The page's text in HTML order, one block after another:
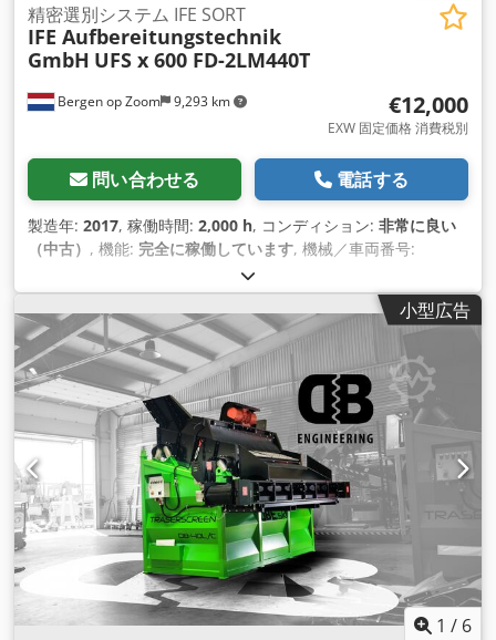
Bergen op Zoom 9,293 km
精密選別システム IFE SORT
IFE Aufbereitungstechnik
GmbH UFS x 600 FD-2LM440T
€12,000
EXW 固定価格 消費税別
問い合わせる 電話する
製造年: 2017, 稼働時間: 2,000 h, コンディション: 非常に良い
（中古） , 機能: 完全に稼働しています, 機械／車両番号:
小型広告
1 / 6